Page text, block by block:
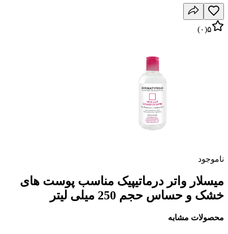
۵(۰)
ناموجود
میسلار واتر درماتیپیک مناسب پوست های
خشک و حساس حجم 250 میلی لیتر
محصولات مشابه